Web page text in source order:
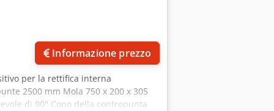
Informazione prezzo
per la rettifica interna
2500 mm Mola 750 x 200 x 305
di 90° Cono della contropunta